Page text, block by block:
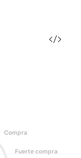
Compra
Fuerte compra